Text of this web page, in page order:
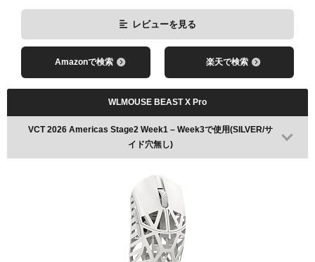
レビューを見る
Amazonで検索 楽天で検索
WLMOUSE BEAST X Pro
VCT 2026 Americas Stage2 Week1 – Week3で使用(SILVER/サ
イド穴無し)